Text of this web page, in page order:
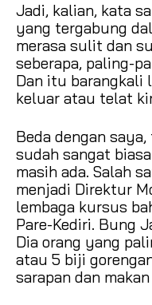
Jadi, kalian, kata
yang tergabung
merasa sulit dan
seberapa, paling-
Dan itu barangkali
keluar atau telat
Beda dengan
sudah sangat
masih ada. Salah
menjadi Direktur
lembaga kursus
Pare-Kediri. Bung
Dia orang yang
atau 5 biji
sarapan dan